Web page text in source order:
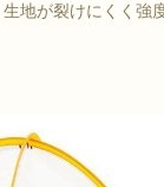
地が裂けにくく強